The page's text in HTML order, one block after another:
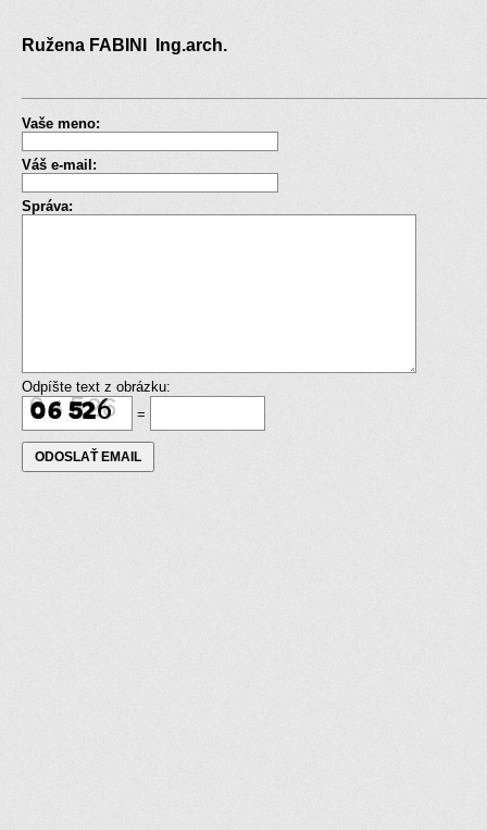
Ružena FABINI Ing.arch.
Vaše meno:
Váš e-mail:
Správa:
Odpíšte text z obrázku:
=